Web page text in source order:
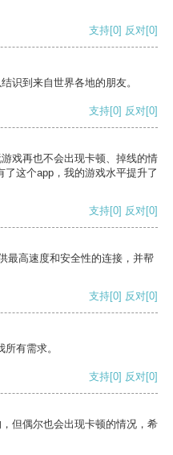
支持[0] 反对[0]
识到来自世界各地的朋友。
支持[0] 反对[0]
戏再也不会出现卡顿、掉线的情
这个app，我的游戏水平提升了
支持[0] 反对[0]
最高速度和安全性的连接，并帮
支持[0] 反对[0]
有需求。
支持[0] 反对[0]
但偶尔也会出现卡顿的情况，希